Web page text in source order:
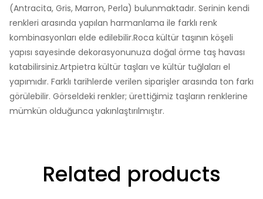
(Antracita, Gris, Marron, Perla) bulunmaktadır. Serinin kendi
renkleri arasında yapılan harmanlama ile farklı renk
kombinasyonları elde edilebilir.Roca kültür taşının köşeli
yapısı sayesinde dekorasyonunuza doğal örme taş havası
katabilirsiniz.Artpietra kültür taşları ve kültür tuğlaları el
yapımıdır. Farklı tarihlerde verilen siparişler arasında ton farkı
görülebilir. Görseldeki renkler; ürettiğimiz taşların renklerine
mümkün olduğunca yakınlaştırılmıştır.
Related products